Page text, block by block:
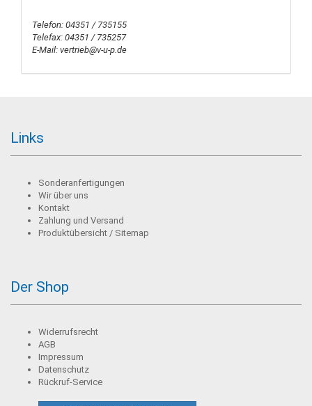
Telefon: 04351 / 735155
Telefax: 04351 / 735257
E-Mail: vertrieb@v-u-p.de
Links
Sonderanfertigungen
Wir über uns
Kontakt
Zahlung und Versand
Produktübersicht / Sitemap
Der Shop
Widerrufsrecht
AGB
Impressum
Datenschutz
Rückruf-Service